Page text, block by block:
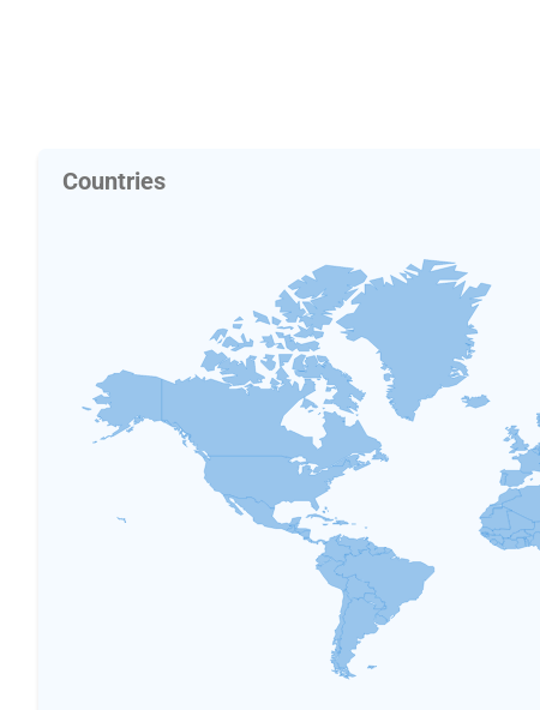
Countries